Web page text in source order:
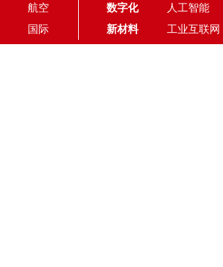
航空
国际
数字化 人工智能
新材料
工业互联网